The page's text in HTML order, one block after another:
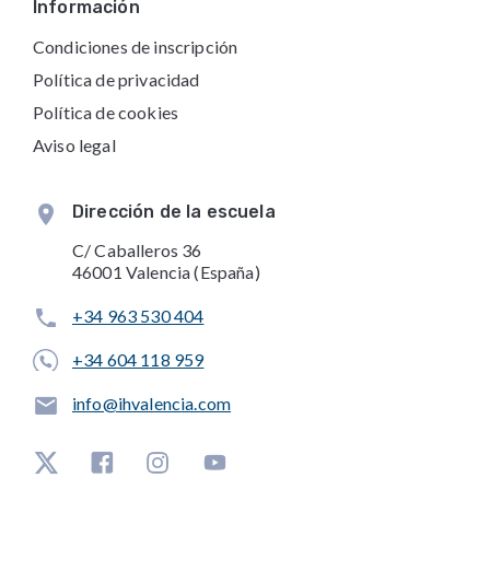
Información
Condiciones de inscripción
Política de privacidad
Política de cookies
Aviso legal
Dirección de la escuela
C/ Caballeros 36
46001 Valencia (España)
+34 963 530 404
+34 604 118 959
info@ihvalencia.com